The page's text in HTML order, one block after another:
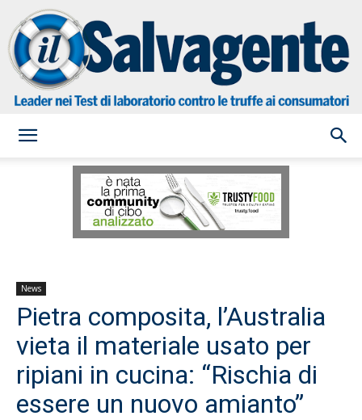
Salvagente
News
Pietra composita, l’Australia
vieta il materiale usato per
ripiani in cucina: “Rischia di
essere un nuovo amianto”